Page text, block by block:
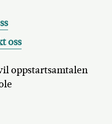
oss
oppstartsamtalen